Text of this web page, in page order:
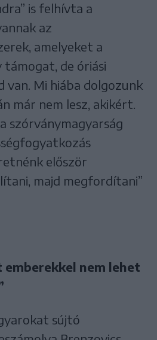
is felhívta a
az
amelyeket a
támogat, de óriási
van. Mi hiába dolgozunk
már nem lesz, akikért.
szórványmagyarság
először
majd megfordítani”
nem lehet
sújtó